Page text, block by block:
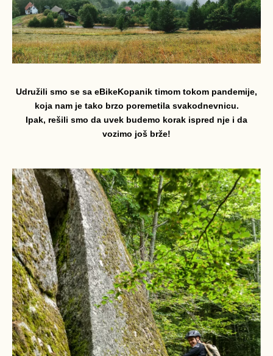
Udružili smo se sa eBikeKopanik timom tokom pandemije,
koja nam je tako brzo poremetila svakodnevnicu.
Ipak, rešili smo da uvek budemo korak ispred nje i da
vozimo još brže!